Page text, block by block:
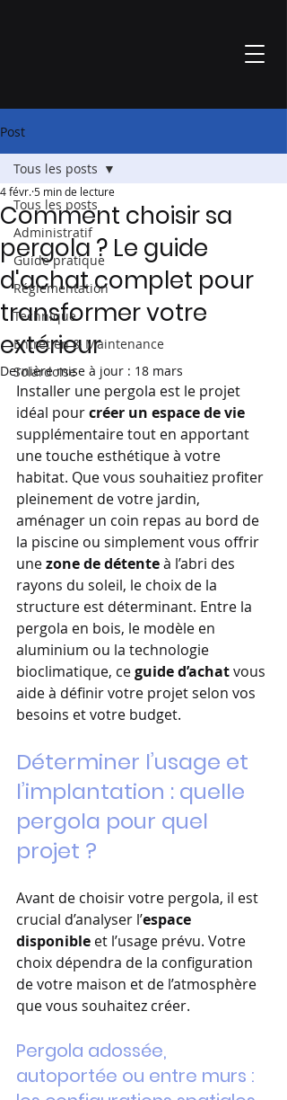
Post
Tous les posts
Administratif
Guide pratique
Réglementation
Technique
Entretien & Maintenance
Solardoise
Tous les posts
Comment choisir sa
pergola ? Le guide
d'achat complet pour
transformer votre
extérieur
4 févr. 5 min de lecture
Dernière mise à jour : 18 mars
Installer une pergola est le projet
idéal pour créer un espace de vie
supplémentaire tout en apportant
une touche esthétique à votre
habitat. Que vous souhaitiez profiter
pleinement de votre jardin,
aménager un coin repas au bord de
la piscine ou simplement vous offrir
une zone de détente à l’abri des
rayons du soleil, le choix de la
structure est déterminant. Entre la
pergola en bois, le modèle en
aluminium ou la technologie
bioclimatique, ce guide d’achat vous
aide à définir votre projet selon vos
besoins et votre budget.
Déterminer l’usage et
l’implantation : quelle
pergola pour quel
projet ?
Avant de choisir votre pergola, il est
crucial d’analyser l’espace
disponible et l’usage prévu. Votre
choix dépendra de la configuration
de votre maison et de l’atmosphère
que vous souhaitez créer.
Pergola adossée,
autoportée ou entre murs :